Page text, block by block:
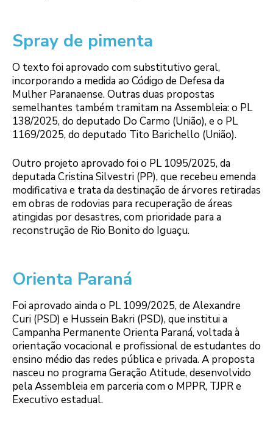
Spray de pimenta
O texto foi aprovado com substitutivo geral,
incorporando a medida ao Código de Defesa da
Mulher Paranaense. Outras duas propostas
semelhantes também tramitam na Assembleia: o PL
138/2025, do deputado Do Carmo (União), e o PL
1169/2025, do deputado Tito Barichello (União).
Outro projeto aprovado foi o PL 1095/2025, da
deputada Cristina Silvestri (PP), que recebeu emenda
modificativa e trata da destinação de árvores retiradas
em obras de rodovias para recuperação de áreas
atingidas por desastres, com prioridade para a
reconstrução de Rio Bonito do Iguaçu.
Orienta Paraná
Foi aprovado ainda o PL 1099/2025, de Alexandre
Curi (PSD) e Hussein Bakri (PSD), que institui a
Campanha Permanente Orienta Paraná, voltada à
orientação vocacional e profissional de estudantes do
ensino médio das redes pública e privada. A proposta
nasceu no programa Geração Atitude, desenvolvido
pela Assembleia em parceria com o MPPR, TJPR e
Executivo estadual.